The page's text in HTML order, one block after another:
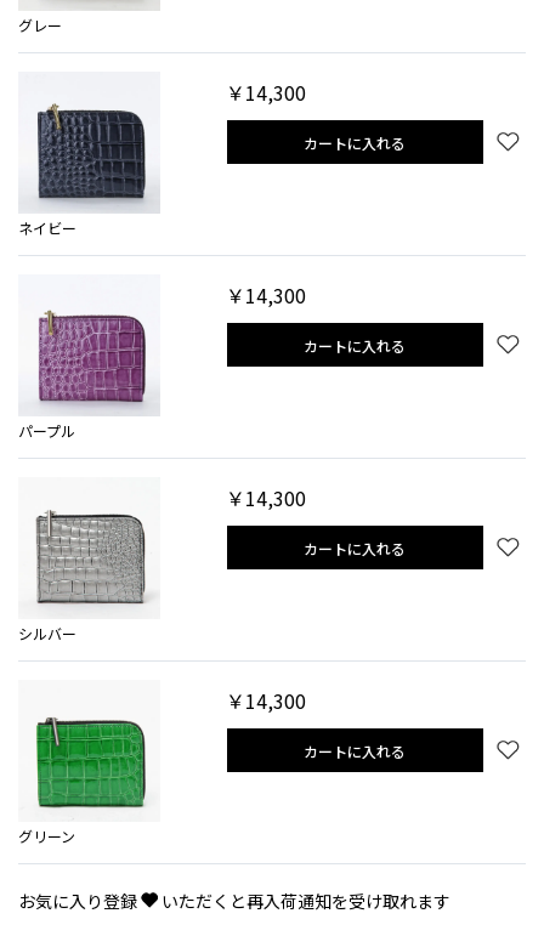
グレー
ネイビー
￥14,300
カートに入れる
パープル
￥14,300
カートに入れる
シルバー
￥14,300
カートに入れる
グリーン
￥14,300
カートに入れる
お気に入り登録 いただくと再入荷通知を受け取れます